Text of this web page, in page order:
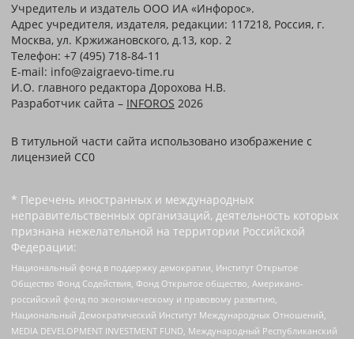
Учредитель и издатель ООО ИА «Инфорос».
Адрес учредителя, издателя, редакции: 117218, Россия, г.
Москва, ул. Кржижановского, д.13, кор. 2
Телефон: +7 (495) 718-84-11
E-mail: info@zaigraevo-time.ru
И.О. главного редактора Дорохова Н.В.
Разработчик сайта – INFOROS 2026
В титульной части сайта использовано изображение с
лицензией CC0
* Перечень иностранных и международных
неправительственных организаций, деятельность которых
признана нежелательной на территории Российской
Федерации:
Национальный фонд в поддержку демократии, Институт Открытое
Общество Фонд Содействия, Фонд Открытое общество, Американо-
российский фонд по экономическому и правовому развитию,
Национальный Демократический Институт Международных Отношений,
MEDIA DEVELOPMENT INVESTMENT FUND, Международный Республиканский